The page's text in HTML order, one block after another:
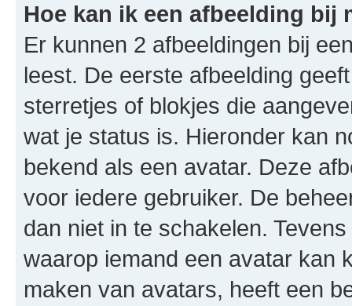
Hoe kan ik een afbeelding bij
Er kunnen 2 afbeeldingen bij
leest. De eerste afbeelding
sterretjes of blokjes die
wat je status is. Hieronder kan
bekend als een avatar. Deze
voor iedere gebruiker. De
dan niet in te schakelen.
waarop iemand een avatar kan
maken van avatars, heeft een